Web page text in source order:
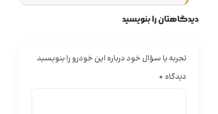
دیدگاهتان را بنویسید
تجربه یا سؤال خود درباره این خودرو را بنویسید
دیدگاه *